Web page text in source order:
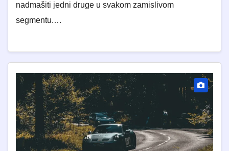
nadmašiti jedni druge u svakom zamislivom
segmentu.…